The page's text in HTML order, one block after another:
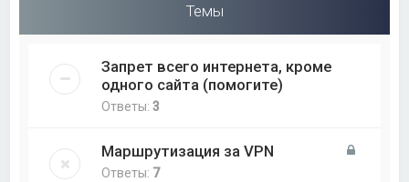
Темы
Запрет всего интернета, кроме
одного сайта (помогите)
Ответы:3
Маршрутизация за VPN
Ответы: 7